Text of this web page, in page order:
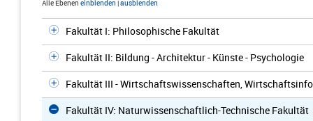
Alle Ebenen einblenden |ausblenden
Fakultät I: Philosophische Fakultät
Fakultät II: Bildung - Architektur - Künste - Psychologie
Fakultät III - Wirtschaftswissenschaften,
Fakultät IV: Naturwissenschaftlich-Technische Fakultät